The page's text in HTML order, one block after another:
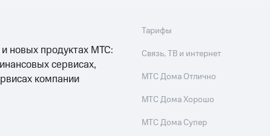
и новых продуктах МТС:
сервисах,
компании
Тарифы
Связь, ТВ и интернет
МТС Дома Отлично
МТС Дома Хорошо
МТС Дома Супер